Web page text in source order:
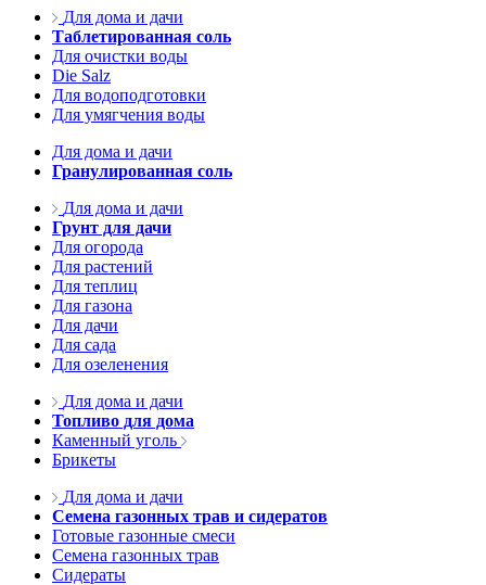
Для дома и дачи
Таблетированная соль
Для очистки воды
Die Salz
Для водоподготовки
Для умягчения воды
Для дома и дачи
Гранулированная соль
Для дома и дачи
Грунт для дачи
Для огорода
Для растений
Для теплиц
Для газона
Для дачи
Для сада
Для озеленения
Для дома и дачи
Топливо для дома
Каменный уголь
Брикеты
Для дома и дачи
Семена газонных трав и сидератов
Готовые газонные смеси
Семена газонных трав
Сидераты